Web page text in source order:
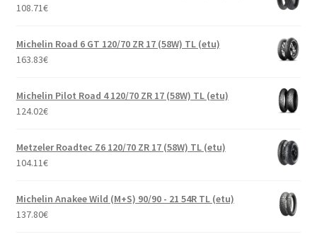
108.71€
Michelin Road 6 GT 120/70 ZR 17 (58W) TL (etu)
163.83€
Michelin Pilot Road 4 120/70 ZR 17 (58W) TL (etu)
124.02€
Metzeler Roadtec Z6 120/70 ZR 17 (58W) TL (etu)
104.11€
Michelin Anakee Wild (M+S) 90/90 - 21 54R TL (etu)
137.80€